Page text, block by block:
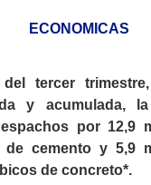
ECONOMICAS
tercer
y acumulada,
por 12,9
de cemento y 5,9
de concreto*.